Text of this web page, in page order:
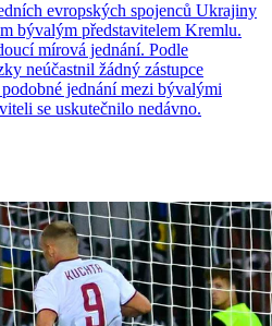
evropských spojenců Ukrajiny
bývalým představitelem Kremlu.
mírová jednání. Podle
neúčastnil žádný zástupce
jednání mezi bývalými
se uskutečnilo nedávno.